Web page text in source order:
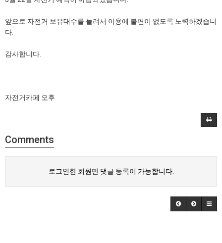
앞으로 자전거 보유대수를 늘려서 이용에 불편이 없도록 노력하겠습니
다.
감사합니다.
자전거카페 오후
Comments
로그인한 회원만 댓글 등록이 가능합니다.